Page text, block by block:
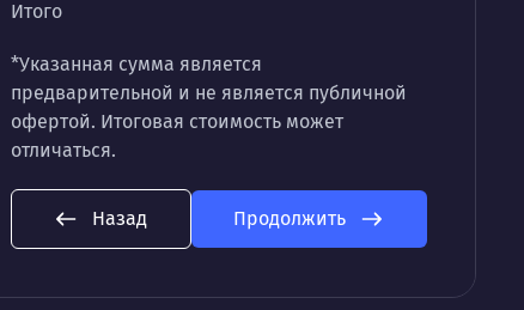
Итого
*Указанная сумма является
предварительной и не является публичной
офертой. Итоговая стоимость может
отличаться.
Назад Продолжить